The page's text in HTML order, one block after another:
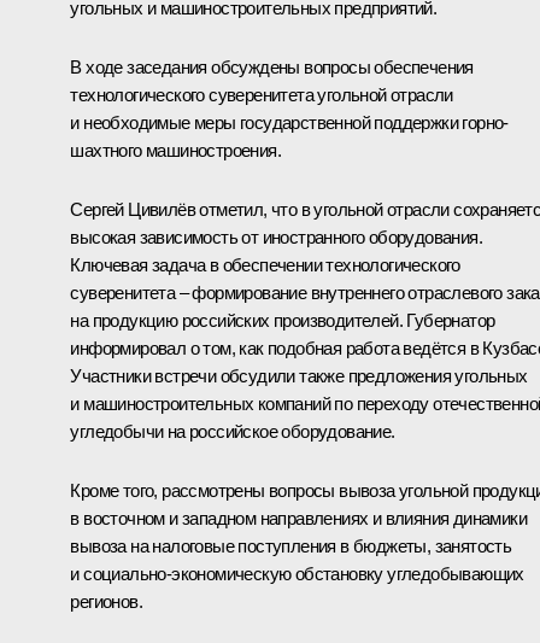
угольных и машиностроительных предприятий.
В ходе заседания обсуждены вопросы обеспечения
технологического суверенитета угольной отрасли
и необходимые меры государственной поддержки горно-
шахтного машиностроения.
Сергей Цивилёвотметил, что в угольной отрасли
высокая зависимость от иностранного оборудования.
Ключевая задача в обеспечении технологического
суверенитета – формирование внутреннего отраслевого
на продукцию российских производителей. Губернатор
информировал о том, как подобная работа ведётся в
Участники встречи обсудили также предложения угольных
и машиностроительных компаний по переходу
угледобычи на российское оборудование.
Кроме того, рассмотрены вопросы вывоза угольной
в восточном и западном направлениях и влияния динамики
вывоза на налоговые поступления в бюджеты, занятость
и социально-экономическую обстановку угледобывающих
регионов.